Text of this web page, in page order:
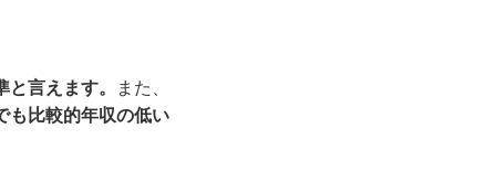
言えます。
また、
も比較的年収の低い